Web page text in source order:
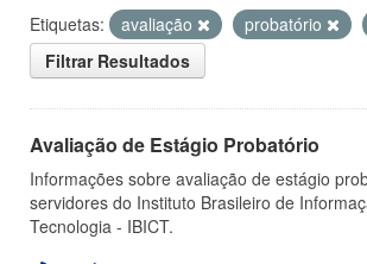
Etiquetas: avaliação probatório
Filtrar Resultados
Avaliação de Estágio Probatório
Informações sobre avaliação de estágio
servidores do Instituto Brasileiro de
Tecnologia - IBICT.